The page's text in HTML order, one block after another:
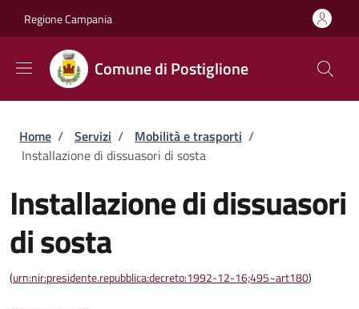
Regione Campania
Comune di Postiglione
Briciole di pane
Home / Servizi / Mobilità e trasporti /
Installazione di dissuasori di sosta
Installazione di dissuasori
di sosta
(urn:nir:presidente.repubblica:decreto:1992-12-16;495~art180)